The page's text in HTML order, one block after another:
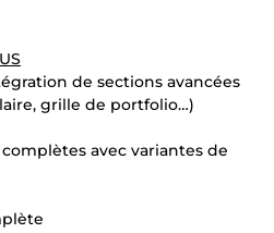
de sections avancées
grille de portfolio…)
avec variantes de